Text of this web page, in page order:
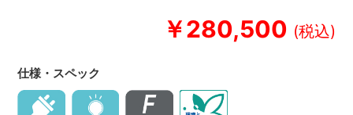
￥280,500
仕様・スペック